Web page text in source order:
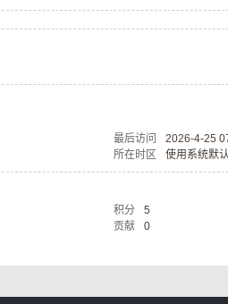
最后访问
2026-4-25
所在时区 使用系统默
积分
5
贡献 0